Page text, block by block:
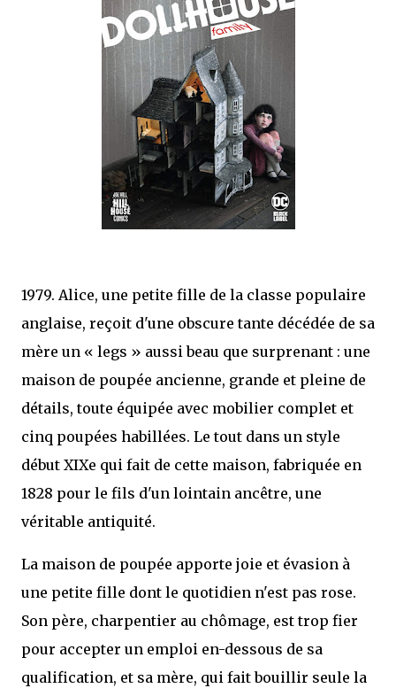
mettre sous tous les yeux. C'est cela...
1979. Alice, une petite fille de la classe populaire
anglaise, reçoit d'une obscure tante décédée de sa
mère un « legs » aussi beau que surprenant : une
maison de poupée ancienne, grande et pleine de
détails, toute équipée avec mobilier complet et
cinq poupées habillées. Le tout dans un style
début XIXe qui fait de cette maison, fabriquée en
1828 pour le fils d'un lointain ancêtre, une
véritable antiquité.
La maison de poupée apporte joie et évasion à
une petite fille dont le quotidien n'est pas rose.
Son père, charpentier au chômage, est trop fier
pour accepter un emploi en-dessous de sa
qualification, et sa mère, qui fait bouillir seule la